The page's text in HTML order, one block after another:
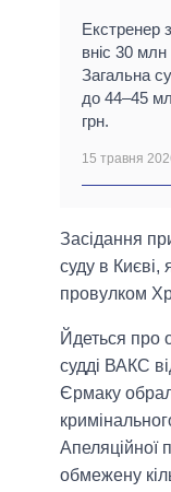
Екстренер
вніс 30
Загальна
до 44–45
грн.
15 травня
Засідання
суду в Києві,
провулком
Йдеться про
судді ВАКС
Єрмаку
Апеляційної
обмежену